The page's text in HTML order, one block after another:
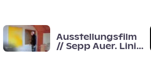
Ausstellungsfilm
// Sepp Auer. Linie